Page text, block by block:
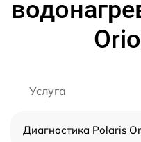
Услуга
Диагностика Polaris